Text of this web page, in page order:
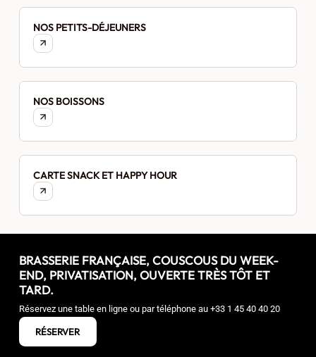
NOS PETITS-DÉJEUNERS
NOS BOISSONS
CARTE SNACK ET HAPPY HOUR
BRASSERIE FRANÇAISE, COUSCOUS DU WEEK-
END, PRIVATISATION, OUVERTE TRÈS TÔT ET
TARD.
Réservez une table en ligne ou par téléphone au +33 1 45 40 40 20
RÉSERVER